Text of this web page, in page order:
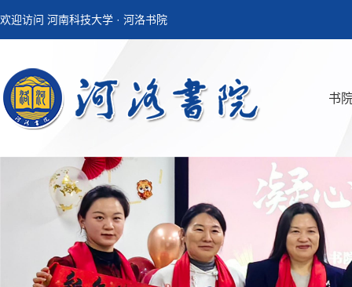
欢迎访问 河南科技大学 · 河洛书院
书